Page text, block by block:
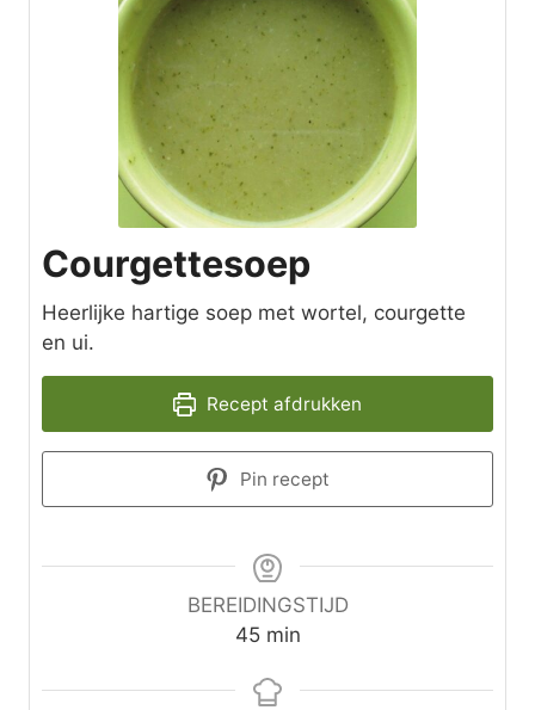
Courgettesoep
Heerlijke hartige soep met wortel, courgette
en ui.
Recept afdrukken
Pin recept
BEREIDINGSTIJD
45m
n
min